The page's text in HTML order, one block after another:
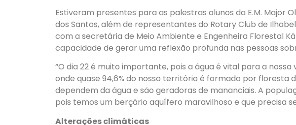
Estiveram presentes para as palestras alunos da E.M. Major
dos Santos, além de representantes do Rotary Club de
com a secretária de Meio Ambiente e Engenheira Florestal
capacidade de gerar uma reflexão profunda nas pessoas
“O dia 22 é muito importante, pois a água é vital para a nossa
onde quase 94,6% do nosso território é formado por floresta
dependem da água e são geradoras de mananciais. A
pois temos um berçário aquífero maravilhoso e que precisa
Alterações climáticas